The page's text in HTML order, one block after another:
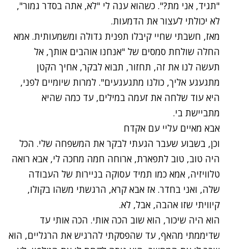
"תגיד, אני מת?". כשהוא ענה לי "לא, אתה בסדר גמור",
לא יכולתי לעצור את הדמעות.
מאז, חשבתי שחיי קיבלו תפנית גדולה ומשמעותית. אמא
החלה שולחת סמסים של "אנחנו אוהבים אותך, אל
תעשה לנו את זה, תחזור, תבוא לבקר, אחיך הקטן
מתגעגע אליך, כולנו מתגעגעים". למרות שיומיים לפני,
היא עוד שלחה את זעמה במילים, עד כמה שהיא
מתביישת בי.
אבא מאיים עליי עם אקדח
וכן, בשבוע שעבר הגעתי לבקר את המשפחה שלי. הכל
היה טוב, טוב לתפארת, ארוחה חמה מחכה לי, אבא רואה
טלוויזיה, אמא כמו תמיד עסוקה בניירות של העבודה
שלה, ואני בחדר. אז אבא קרא, הרגשתי משהו בקולו,
קיוויתי שזו אהבה, אבל, לא.
הוא היה שיכור, הוא שוב הכה אותי. הכה אותי עד
שדיממתי מהאף, עד שהפסקתי להרגיש את הרגליים, הוא